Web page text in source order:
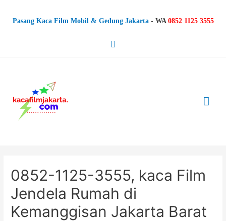
Pasang Kaca Film Mobil & Gedung Jakarta - WA 0852 1125 3555
Search
0852-1125-3555, kaca Film
Jendela Rumah di
Kemanggisan Jakarta Barat